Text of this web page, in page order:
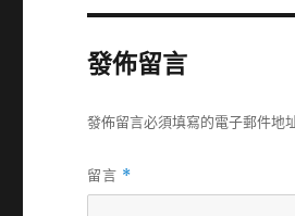
發佈留言
發佈留言必須填寫的電子郵件地
留言 *